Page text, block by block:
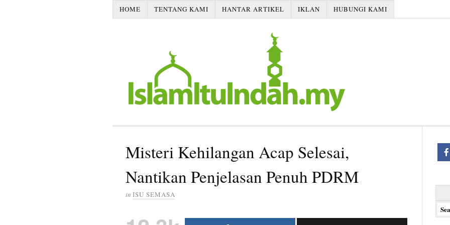
HOME TENTANG KAMI HANTAR ARTIKEL IKLAN HUBUNGI KAMI
Misteri Kehilangan Acap Selesai,
Nantikan Penjelasan Penuh PDRM
in ISU SEMASA